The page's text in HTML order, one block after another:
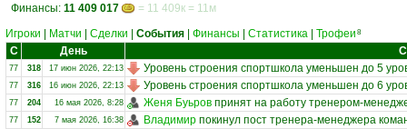
Финансы: 11 409 017
= 11 409к = 11м
Игроки
Матчи Сделки События Финансы Статистика Трофеи 8
С День
77 318 17 июн 2026, 22:13 Уровень строения спортшкола уменьшен до 5
77 316 16 июн 2026, 22:13 Уровень строения спортшкола уменьшен до 6
77 204 16 мая 2026, 8:28 Женя Буьров принят на работу тренером-
77 152 7 мая 2026, 16:38 Владимир покинул пост тренера-менеджера